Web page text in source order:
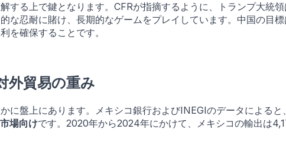
する上で鍵となります。CFRが指摘するように、トランプ大統
な忍耐に賭け、長期的なゲームをプレイしています。中国の目
を確保することです。
外貿易の重み
に盤上にあります。メキシコ銀行およびINEGIのデータによると
場向けです。2020年から2024年にかけて、メキシコの輸出は